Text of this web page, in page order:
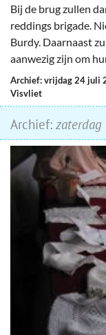
Bij de brug zullen
reddings brigade.
Burdy. Daarnaast
aanwezig zijn om
Archief: vrijdag 24 juli
Visvliet
Archief: zaterdag